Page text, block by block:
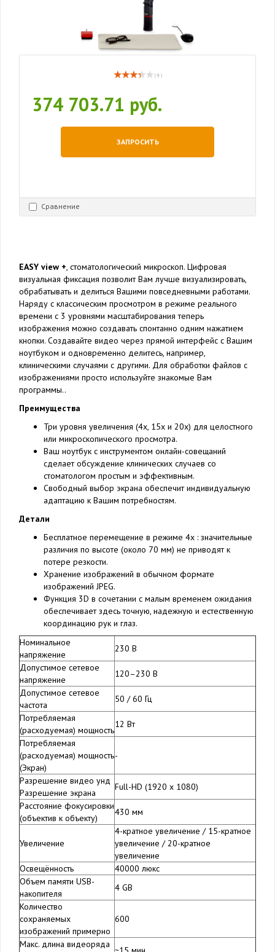
( 9 )
374 703.71 руб.
ЗАПРОСИТЬ
Сравнение
EASY view +, стоматологический микроскоп. Цифровая
визуальная фиксация позволит Вам лучше визуализировать,
обрабатывать и делиться Вашими повседневными работами.
Наряду с классическим просмотром в режиме реального
времени с 3 уровнями масштабирования теперь
изображения можно создавать спонтанно одним нажатием
кнопки. Создавайте видео через прямой интерфейс с Вашим
ноутбуком и одновременно делитесь, например,
клиническими случаями с другими. Для обработки файлов с
изображениями просто используйте знакомые Вам
программы..
Преимущества
Три уровня увеличения (4x, 15x и 20x) для целостного
или микроскопического просмотра.
Ваш ноутбук с инструментом онлайн-совещаний
сделает обсуждение клинических случаев со
стоматологом простым и эффективным.
Свободный выбор экрана обеспечит индивидуальную
адаптацию к Вашим потребностям.
Детали
Бесплатное перемещение в режиме 4x : значительные
различия по высоте (около 70 мм) не приводят к
потере резкости.
Хранение изображений в обычном формате
изображений JPEG.
Функция 3D в сочетании с малым временем ожидания
обеспечивает здесь точную, надежную и естественную
координацию рук и глаз.
Номинальное
напряжение
230 В
Допустимое сетевое
напряжение
120–230 В
Допустимое сетевое
частота
50 / 60 Гц
Потребляемая
(расходуемая) мощность
12 Вт
Потребляемая
(расходуемая) мощность
(Экран)
-
Разрешение видео унд
Разрешение экрана
Full-HD (1920 x 1080)
Расстояние фокусировки
(объектив к объекту)
430 мм
Увеличение
4-кратное увеличение / 15-кратное
увеличение / 20-кратное
увеличение
Освещённость
40000 люкс
Объем памяти USB-
накопителя
4 GB
Количество
сохраняемых
изображений примерно
600
Макс. длина видеоряда